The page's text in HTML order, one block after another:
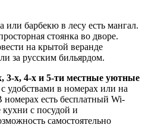
барбекю в лесу есть мангал.
стоянка во дворе.
на крытой веранде
за русским бильярдом.
3-х, 4-х и 5-ти местные уютные
с удобствами в номерах или на
есть бесплатный Wi-
с посудой и
самостоятельно